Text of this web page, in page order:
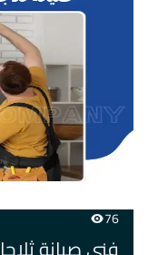
76